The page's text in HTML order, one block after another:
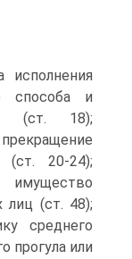
исполнения
способа и
(ст. 18);
(ст. 20-24);
лиц (ст. 48);
среднего
прогула или